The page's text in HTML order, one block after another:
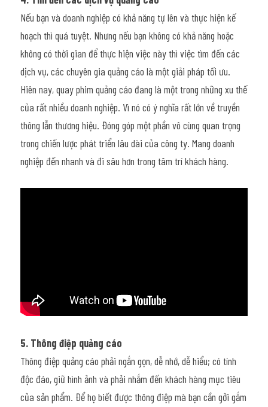
Nếu bạn và doanh nghiệp có khả năng tự lên và thực hiện kế
hoạch thì quá tuyệt. Nhưng nếu bạn không có khả năng hoặc
không có thời gian để thực hiện việc này thì việc tìm đến các
dịch vụ, các chuyên gia quảng cáo là một giải pháp tối ưu.
Hiên nay, quay phim quảng cáo đang là một trong những xu thế
của rất nhiều doanh nghiệp. Vì nó có ý nghĩa rất lớn về truyền
thông lẫn thương hiệu. Đóng góp một phần vô cùng quan trọng
trong chiến lược phát triển lâu dài của công ty. Mang doanh
nghiệp đến nhanh và đi sâu hơn trong tâm trí khách hàng.
5. Thông điệp quảng cáo
Thông điệp quảng cáo phải ngắn gọn, dễ nhớ, dễ hiểu; có tính
độc đáo, giữ hình ảnh và phải nhắm đến khách hàng mục tiêu
của sản phẩm. Để họ biết được thông điệp mà bạn cần gởi gắm